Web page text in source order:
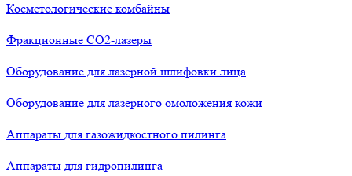
Косметологические комбайны
Фракционные СО2-лазеры
Оборудование для лазерной шлифовки лица
Оборудование для лазерного омоложения кожи
Аппараты для газожидкостного пилинга
Аппараты для гидропилинга